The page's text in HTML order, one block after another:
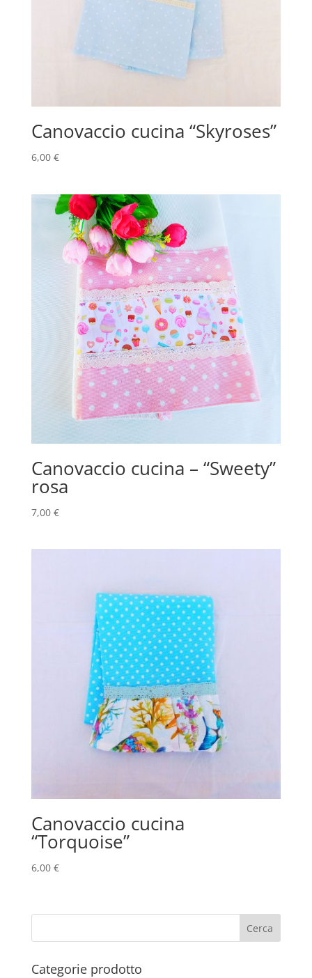
Canovaccio cucina “Skyroses”
6,00 €
Canovaccio cucina – “Sweety”
rosa
7,00 €
Canovaccio cucina
“Torquoise”
6,00 €
Categorie prodotto